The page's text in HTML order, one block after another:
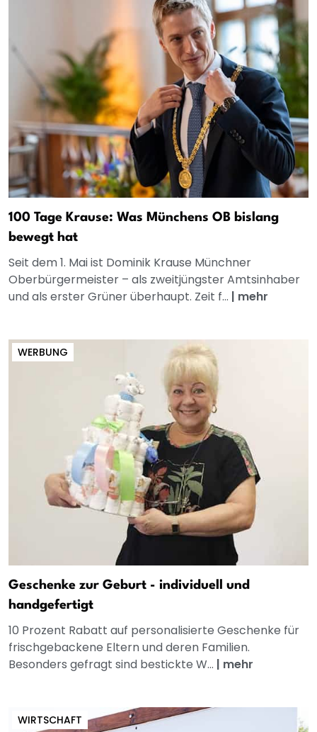
100 Tage Krause: Was Münchens OB bislang
bewegt hat
Seit dem 1. Mai ist Dominik Krause Münchner
Oberbürgermeister – als zweitjüngster Amtsinhaber
und als erster Grüner überhaupt. Zeit f... | mehr
WERBUNG
Geschenke zur Geburt - individuell und
handgefertigt
10 Prozent Rabatt auf personalisierte Geschenke für
frischgebackene Eltern und deren Familien.
Besonders gefragt sind bestickte W... | mehr
WIRTSCHAFT